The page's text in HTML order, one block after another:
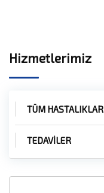
Hizmetlerimiz
TÜM HASTALIKLAR
TEDAVİLER